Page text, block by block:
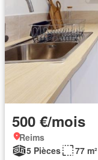
500 €/mois
Reims
5 Pièces
77 m²